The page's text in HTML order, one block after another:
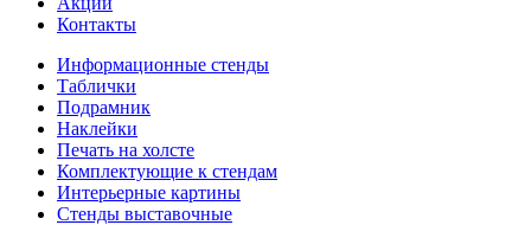
Контакты
Информационные стенды
Таблички
Подрамник
Наклейки
Печать на холсте
Комплектующие к стендам
Интерьерные картины
Стенды выставочные